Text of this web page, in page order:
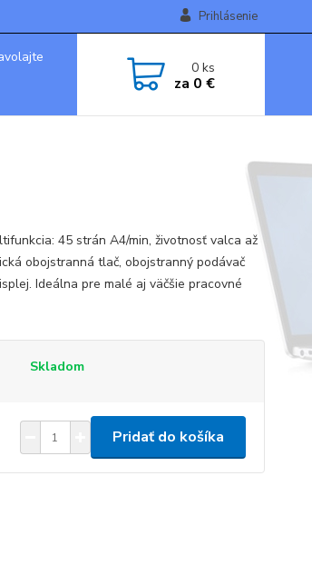
Prihlásenie
0ks
za 0 €
45 strán A4/min, životnosť valca až
obojstranná tlač, obojstranný podávač
Ideálna pre malé aj väčšie pracovné
Skladom
Pridať do košíka